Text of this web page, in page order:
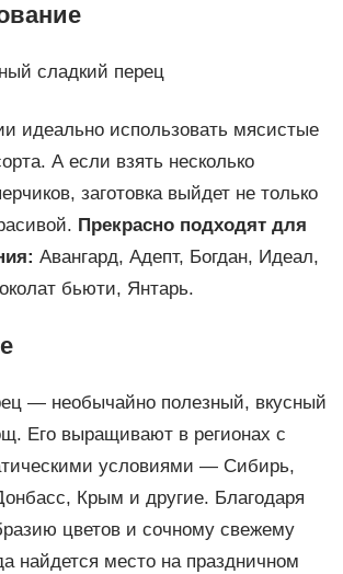
сладкий перец
идеально использовать мясистые
А если взять несколько
заготовка выйдет не только
Прекрасно подходят для
Авангард, Адепт, Богдан, Идеал,
бьюти, Янтарь.
— необычайно полезный, вкусный
Его выращивают в регионах с
условиями — Сибирь,
Крым и другие. Благодаря
цветов и сочному свежему
найдется место на праздничном